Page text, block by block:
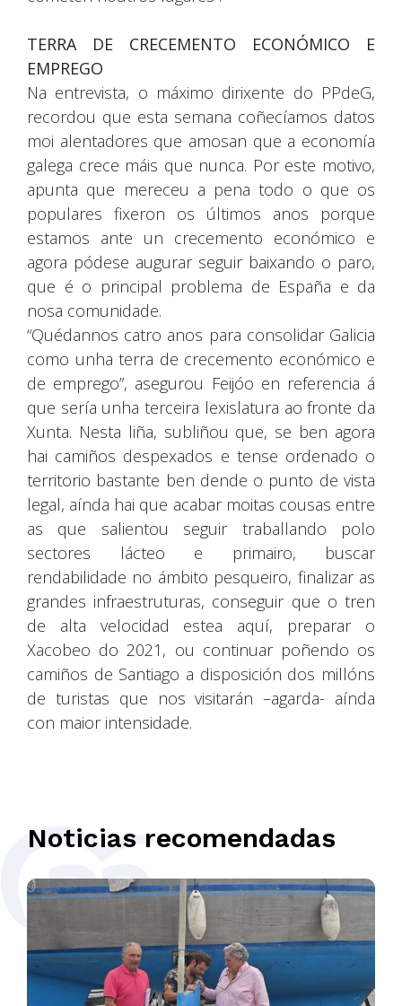
TERRA DE CRECEMENTO ECONÓMICO E
EMPREGO
Na entrevista, o máximo dirixente do PPdeG,
recordou que esta semana coñecíamos datos
moi alentadores que amosan que a economía
galega crece máis que nunca. Por este motivo,
apunta que mereceu a pena todo o que os
populares fixeron os últimos anos porque
estamos ante un crecemento económico e
agora pódese augurar seguir baixando o paro,
que é o principal problema de España e da
nosa comunidade.
“Quédannos catro anos para consolidar Galicia
como unha terra de crecemento económico e
de emprego”, asegurou Feijóo en referencia á
que sería unha terceira lexislatura ao fronte da
Xunta. Nesta liña, subliñou que, se ben agora
hai camiños despexados e tense ordenado o
territorio bastante ben dende o punto de vista
legal, aínda hai que acabar moitas cousas entre
as que salientou seguir traballando polo
sectores lácteo e primairo, buscar
rendabilidade no ámbito pesqueiro, finalizar as
grandes infraestruturas, conseguir que o tren
de alta velocidad estea aquí, preparar o
Xacobeo do 2021, ou continuar poñendo os
camiños de Santiago a disposición dos millóns
de turistas que nos visitarán –agarda- aínda
con maior intensidade.
Noticias recomendadas